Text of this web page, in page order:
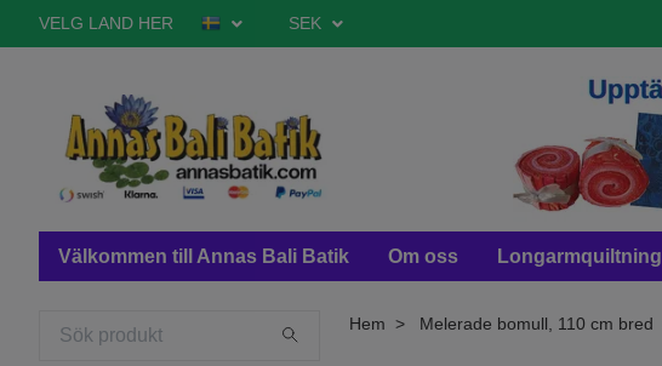
VELG LAND HER SEK
Välkommen till Annas Bali Batik Om oss Longarmquiltning
Hem Melerade bomull, 110 cm bred